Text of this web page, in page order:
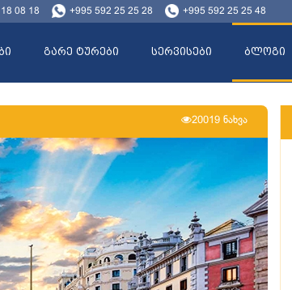
08 18 +995 592 25 25 28 +995 592 25 25 48
გარე ტურები სერვისები ბლოგი
20019 ნახვა